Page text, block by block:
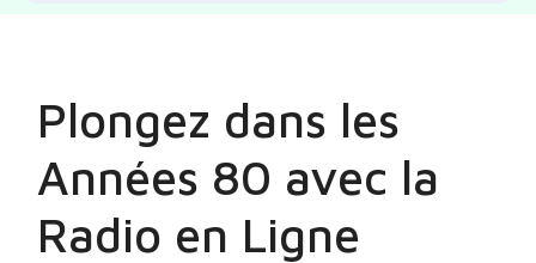
Plongez dans les
Années 80 avec la
Radio en Ligne